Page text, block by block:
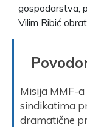
gospodarstva,
Vilim Ribić
Misija MMF-
sindikatima
dramatične